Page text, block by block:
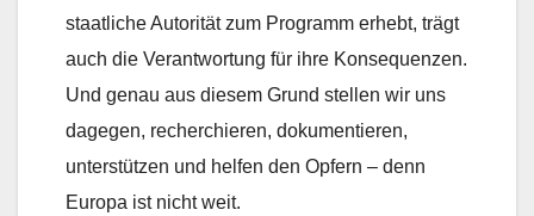
staatliche Autorität zum Programm erhebt, trägt
auch die Verantwortung für ihre Konsequenzen.
Und genau aus diesem Grund stellen wir uns
dagegen, recherchieren, dokumentieren,
unterstützen und helfen den Opfern – denn
Europa ist nicht weit.